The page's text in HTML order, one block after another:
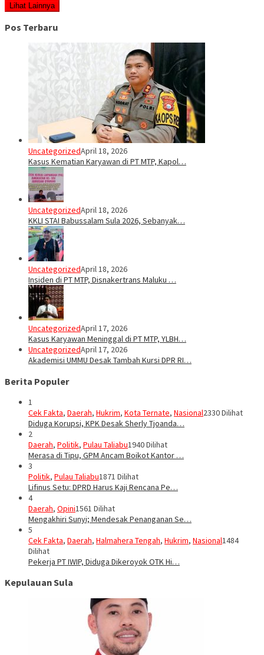
Lihat Lainnya
Pos Terbaru
UncategorizedApril 18, 2026
Kasus Kematian Karyawan di PT MTP, Kapol…
UncategorizedApril 18, 2026
KKLI STAI Babussalam Sula 2026, Sebanyak…
UncategorizedApril 18, 2026
Insiden di PT MTP, Disnakertrans Maluku …
UncategorizedApril 17, 2026
Kasus Karyawan Meninggal di PT MTP, YLBH…
UncategorizedApril 17, 2026
Akademisi UMMU Desak Tambah Kursi DPR RI…
Berita Populer
1
Cek Fakta, Daerah, Hukrim, Kota Ternate, Nasional2330 Dilihat
Diduga Korupsi, KPK Desak Sherly Tjoanda…
2
Daerah, Politik, Pulau Taliabu1940 Dilihat
Merasa di Tipu, GPM Ancam Boikot Kantor …
3
Politik, Pulau Taliabu1871 Dilihat
Lifinus Setu: DPRD Harus Kaji Rencana Pe…
4
Daerah, Opini1561 Dilihat
Mengakhiri Sunyi; Mendesak Penanganan Se…
5
Cek Fakta, Daerah, Halmahera Tengah, Hukrim, Nasional1484
Dilihat
Pekerja PT IWIP, Diduga Dikeroyok OTK Hi…
Kepulauan Sula